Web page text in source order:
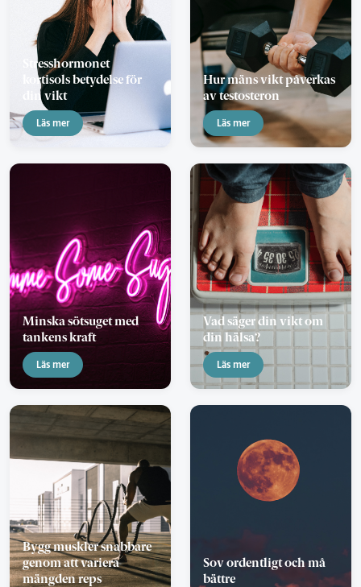
Stresshormonet
kortisols betydelse för
din vikt
Läs mer
Hur mäns vikt påverkas
av testosteron
Läs mer
Minska sötsuget med
tankens kraft
Läs mer
Vad säger din vikt om
din hälsa?
Läs mer
Bygg muskler snabbare
genom att variera
mängden reps
Sov ordentligt och må
bättre